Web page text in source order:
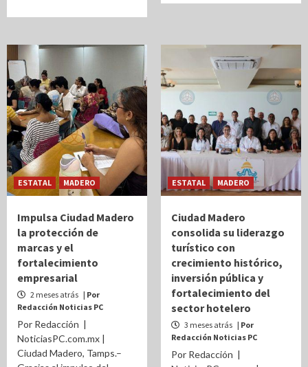
ESTATAL MADERO
Impulsa Ciudad Madero
la protección de
marcas y el
fortalecimiento
empresarial
2 meses atrás | Por
Redacción Noticias PC
Por Redacción |
NoticiasPC.com.mx |
Ciudad Madero, Tamps.–
ESTATAL MADERO
Ciudad Madero
consolida su liderazgo
turístico con
crecimiento histórico,
inversión pública y
fortalecimiento del
sector hotelero
3 meses atrás | Por
Redacción Noticias PC
Por Redacción |